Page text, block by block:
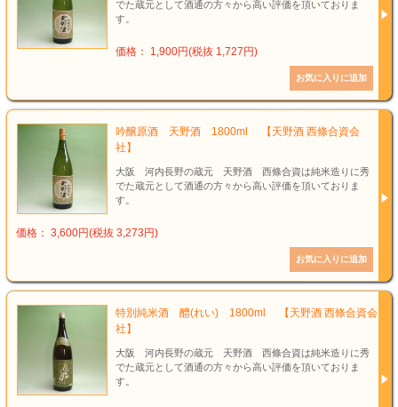
でた蔵元として酒通の方々から高い評価を頂いておりま
す。
価格： 1,900円(税抜 1,727円)
吟醸原酒 天野酒 1800ml 【天野酒 西條合資会
社】
大阪 河内長野の蔵元 天野酒 西條合資は純米造りに秀
でた蔵元として酒通の方々から高い評価を頂いておりま
す。
価格： 3,600円(税抜 3,273円)
特別純米酒 醴(れい) 1800ml 【天野酒 西條合資会
社】
大阪 河内長野の蔵元 天野酒 西條合資は純米造りに秀
でた蔵元として酒通の方々から高い評価を頂いておりま
す。